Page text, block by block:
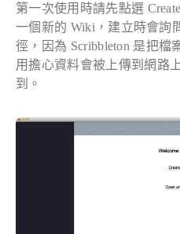
第一次使用時請先點選
一個新的 Wiki，建立時會詢
徑，因為 Scribbleton 是把檔
用擔心資料會被上傳到網路
到。